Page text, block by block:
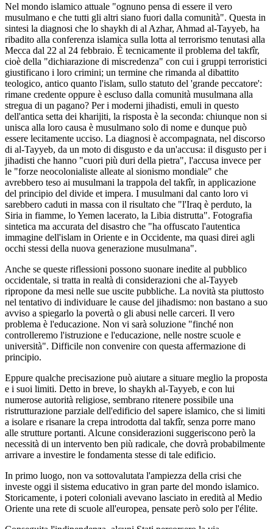
Nel mondo islamico attuale "ognuno pensa di essere il vero
musulmano e che tutti gli altri siano fuori dalla comunità". Questa in
sintesi la diagnosi che lo shaykh di al Azhar, Ahmad al-Tayyeb, ha
ribadito alla conferenza islamica sulla lotta al terrorismo tenutasi alla
Mecca dal 22 al 24 febbraio. È tecnicamente il problema del takfîr,
cioè della "dichiarazione di miscredenza" con cui i gruppi terroristici
giustificano i loro crimini; un termine che rimanda al dibattito
teologico, antico quanto l'islam, sullo statuto del 'grande peccatore':
rimane credente oppure è escluso dalla comunità musulmana alla
stregua di un pagano? Per i moderni jihadisti, emuli in questo
dell'antica setta dei kharijiti, la risposta è la seconda: chiunque non si
unisca alla loro causa è musulmano solo di nome e dunque può
essere lecitamente ucciso. La diagnosi è accompagnata, nel discorso
di al-Tayyeb, da un moto di disgusto e da un'accusa: il disgusto per i
jihadisti che hanno "cuori più duri della pietra", l'accusa invece per
le "forze neocolonialiste alleate al sionismo mondiale" che
avrebbero teso ai musulmani la trappola del takfîr, in applicazione
del principio del divide et impera. I musulmani dal canto loro vi
sarebbero caduti in massa con il risultato che "l'Iraq è perduto, la
Siria in fiamme, lo Yemen lacerato, la Libia distrutta". Fotografia
sintetica ma accurata del disastro che "ha offuscato l'autentica
immagine dell'islam in Oriente e in Occidente, ma quasi direi agli
occhi stessi della nuova generazione musulmana".
Anche se queste riflessioni possono suonare inedite al pubblico
occidentale, si tratta in realtà di considerazioni che al-Tayyeb
ripropone da mesi nelle sue uscite pubbliche. La novità sta piuttosto
nel tentativo di individuare le cause del jihadismo: non bastano a suo
avviso a spiegarlo la povertà o gli abusi nelle carceri. Il vero
problema è l'educazione. Non vi sarà soluzione "finché non
controlleremo l'istruzione e l'educazione, nelle nostre scuole e
università". Difficile non convenire con questa affermazione di
principio.
Eppure qualche precisazione può aiutare a situare meglio la proposta
e i suoi limiti. Detto in breve, lo shaykh al-Tayyeb, e con lui
numerose autorità religiose, sembrano ritenere possibile una
ristrutturazione parziale dell'edificio del sapere islamico, che si limiti
a isolare e risanare la crepa introdotta dal takfîr, senza porre mano
alle strutture portanti. Alcune considerazioni suggeriscono però la
necessità di un intervento ben più radicale, che dovrà probabilmente
arrivare a investire le fondamenta stesse di tale edificio.
In primo luogo, non va sottovalutata l'ampiezza della crisi che
investe oggi il sistema educativo in gran parte del mondo islamico.
Storicamente, i poteri coloniali avevano lasciato in eredità al Medio
Oriente una rete di scuole all'europea, pensate però solo per l'élite.